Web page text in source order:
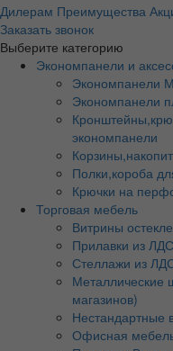
Дилерам Преимущества
Заказать звонок
Выберите категорию
Экономпанели и
Экономпанели
Экономпанели
экономпанели
Полки,короба
Крючки на
Торговая мебель
Витрины
Прилавки из
Стеллажи из
магазинов)
Нестандартные
Офисная